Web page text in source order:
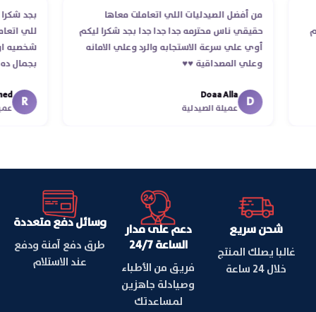
من أفضل الصيدليات اللي اتعاملت معاها
حقيقي ناس محترمه جدا جدا جدا بجد شكرا ليكم
أوي علي سرعة الاستجابه والرد وعلي الامانه
وعلي المصداقية ♥️♥️‏
D
Doaa Alla
عميلة الصيدلية
بجد
للي
R
شحن سريع
غالبا يصلك المنتج
خلال 24 ساعة
دعم على مدار
الساعة 24/7
فريق من الأطباء
وصيادلة جاهزين
لمساعدتك
وسائل دفع متعددة
طرق دفع آمنة ودفع
عند الاستلام